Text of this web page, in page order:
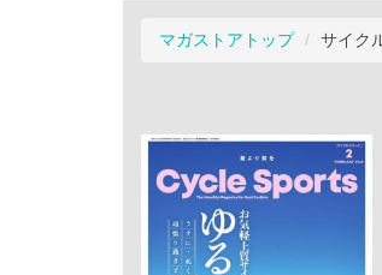
マガストアトップ サイク